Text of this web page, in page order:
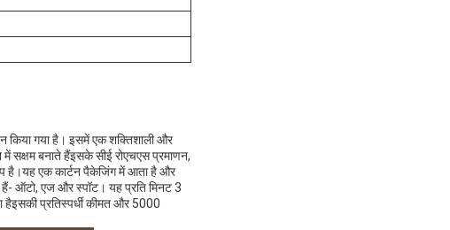
किया गया है। इसमें एक शक्तिशाली और
सक्षम बनाते हैंइसके सीई रोएचएस प्रमाणन,
है।यह एक कार्टन पैकेजिंग में आता है और
हैं- ऑटो, एज और स्पॉट। यह प्रति मिनट 3
प्रतिस्पर्धी कीमत और 5000